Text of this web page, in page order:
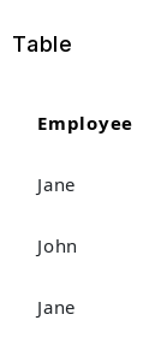
Table
Employee
Jane
John
Jane